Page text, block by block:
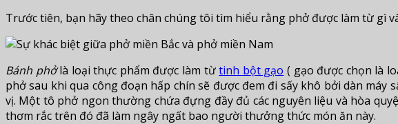
Trước tiên, bạn hãy theo chân chúng tôi tìm hiểu rằng phở được làm từ gì
Bánh phởlà loại thực phẩm được làm từtinh bột gạo ( gạo được chọn là
phở sau khi qua công đoạn hấp chín sẽ được đem đi sấy khô bởi dàn
vị. Một tô phở ngon thường chứa đựng đầy đủ các nguyên liệu và hòa
thơm rắc trên đó đã làm ngây ngất bao người thưởng thức món ăn này.